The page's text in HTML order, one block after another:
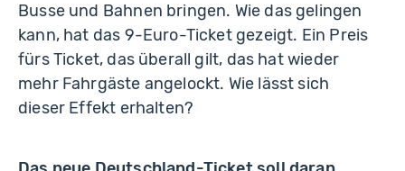
Busse und Bahnen bringen. Wie das gelingen
kann, hat das 9-Euro-Ticket gezeigt. Ein Preis
fürs Ticket, das überall gilt, das hat wieder
mehr Fahrgäste angelockt. Wie lässt sich
dieser Effekt erhalten?